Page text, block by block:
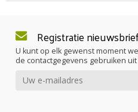
Registratie
U kunt op elk gewenst moment
de contactgegevens gebruiken